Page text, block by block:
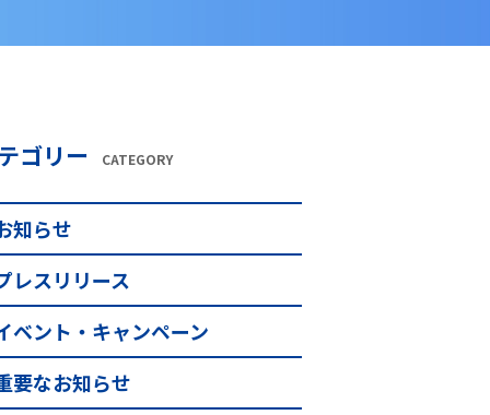
ゴリー CATEGORY
知らせ
レスリリース
ベント・キャンペーン
要なお知らせ